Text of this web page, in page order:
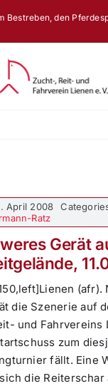
Bestreben, den
April 2008
Ratz
Gerät
(afr).
die Szenerie auf
und Fahrvereins
zum
fällt. Eine
die Reiterschar